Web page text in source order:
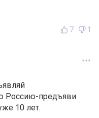
7 1
Россию-предъяви
10 лет.